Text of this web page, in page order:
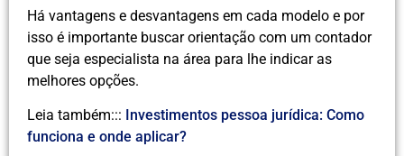
Há vantagens e desvantagens em cada modelo e por
isso é importante buscar orientação com um contador
que seja especialista na área para lhe indicar as
melhores opções.
Leia também::: Investimentos pessoa jurídica: Como
funciona e onde aplicar?